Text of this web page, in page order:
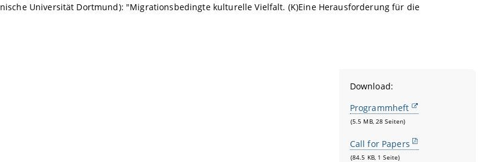
Universität Dortmund): "Migrationsbedingte kulturelle Vielfalt. (K)Eine Herausforderung für die
Download:
Programmheft
(5.5 MB, 28 Seiten)
Call for Papers
(84.5 KB, 1 Seite)